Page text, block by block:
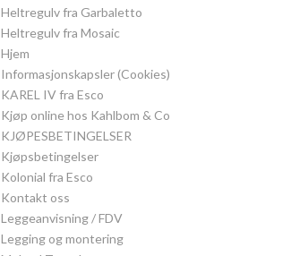
Heltregulv fra Garbaletto
Heltregulv fra Mosaic
Hjem
Informasjonskapsler (Cookies)
KAREL IV fra Esco
Kjøp online hos Kahlbom & Co
KJØPESBETINGELSER
Kjøpsbetingelser
Kolonial fra Esco
Kontakt oss
Leggeanvisning / FDV
Legging og montering